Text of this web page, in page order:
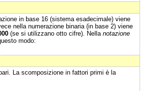
in base 16 (sistema esadecimale) viene
nella numerazione binaria (in base 2) viene
(se si utilizzano otto cifre). Nella notazione
modo:
La scomposizione in fattori primi è la